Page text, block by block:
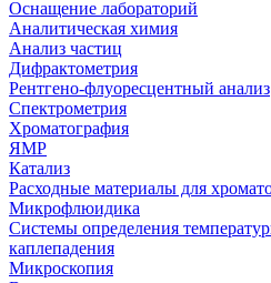
Оснащение лабораторий
Аналитическая химия
Анализ частиц
Дифрактометрия
Рентгено-флуоресцентный анализ
Спектрометрия
Хроматография
ЯМР
Катализ
Расходные материалы для
Микрофлюидика
Системы определения
каплепадения
Микроскопия